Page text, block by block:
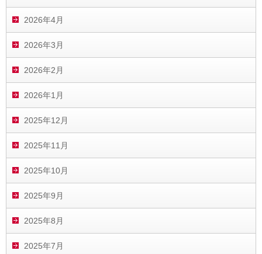
2026年4月
2026年3月
2026年2月
2026年1月
2025年12月
2025年11月
2025年10月
2025年9月
2025年8月
2025年7月